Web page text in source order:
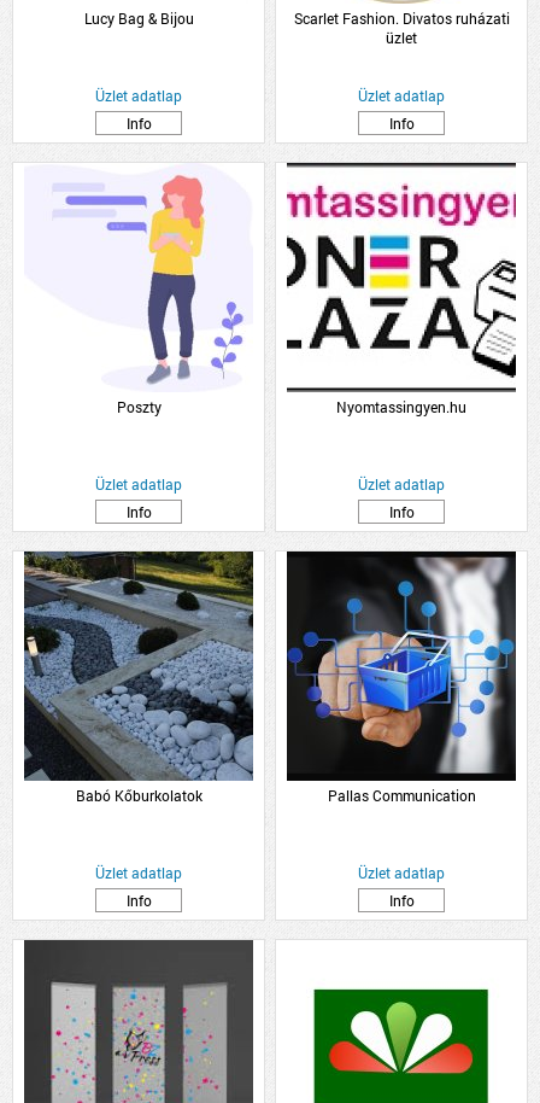
Lucy Bag & Bijou
Üzlet adatlap
Info
Scarlet Fashion. Divatos ruházati
üzlet
Üzlet adatlap
Info
Poszty
Üzlet adatlap
Info
Nyomtassingyen.hu
Üzlet adatlap
Info
Babó Kőburkolatok
Üzlet adatlap
Info
Pallas Communication
Üzlet adatlap
Info